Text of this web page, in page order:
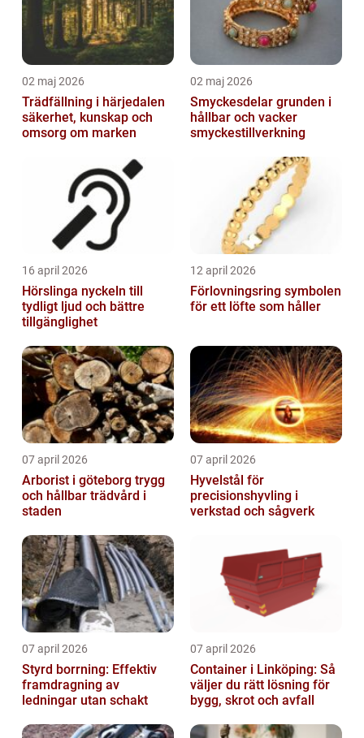
02 maj 2026
Trädfällning i härjedalen
säkerhet, kunskap och
omsorg om marken
02 maj 2026
Smyckesdelar grunden i
hållbar och vacker
smyckestillverkning
16 april 2026
Hörslinga nyckeln till
tydligt ljud och bättre
tillgänglighet
12 april 2026
Förlovningsring symbolen
för ett löfte som håller
07 april 2026
Arborist i göteborg trygg
och hållbar trädvård i
staden
07 april 2026
Hyvelstål för
precisionshyvling i
verkstad och sågverk
07 april 2026
Styrd borrning: Effektiv
framdragning av
ledningar utan schakt
07 april 2026
Container i Linköping: Så
väljer du rätt lösning för
bygg, skrot och avfall